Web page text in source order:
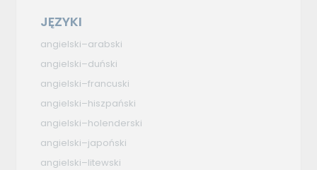
JĘZYKI
angielski–arabski
angielski–duński
angielski–francuski
angielski–hiszpański
angielski–holenderski
angielski–japoński
angielski–litewski